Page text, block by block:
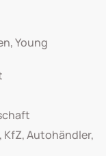
Young
Autohändler,